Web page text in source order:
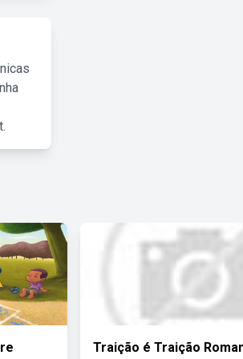
Traição é Traição